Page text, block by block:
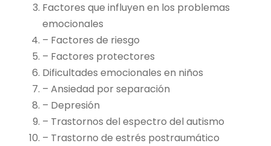
Factores que influyen en los problemas
emocionales
– Factores de riesgo
– Factores protectores
Dificultades emocionales en niños
– Ansiedad por separación
– Depresión
– Trastornos del espectro del autismo
– Trastorno de estrés postraumático